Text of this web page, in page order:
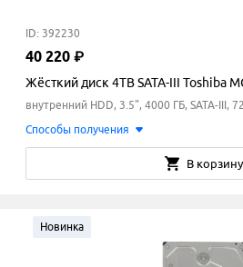
ID: 392230
40 220 ₽
Жёсткий диск 4TB SATA-III Toshiba
внутренний HDD, 3.5", 4000 ГБ, SATA-III,
Способы получения
В корзину
Новинка